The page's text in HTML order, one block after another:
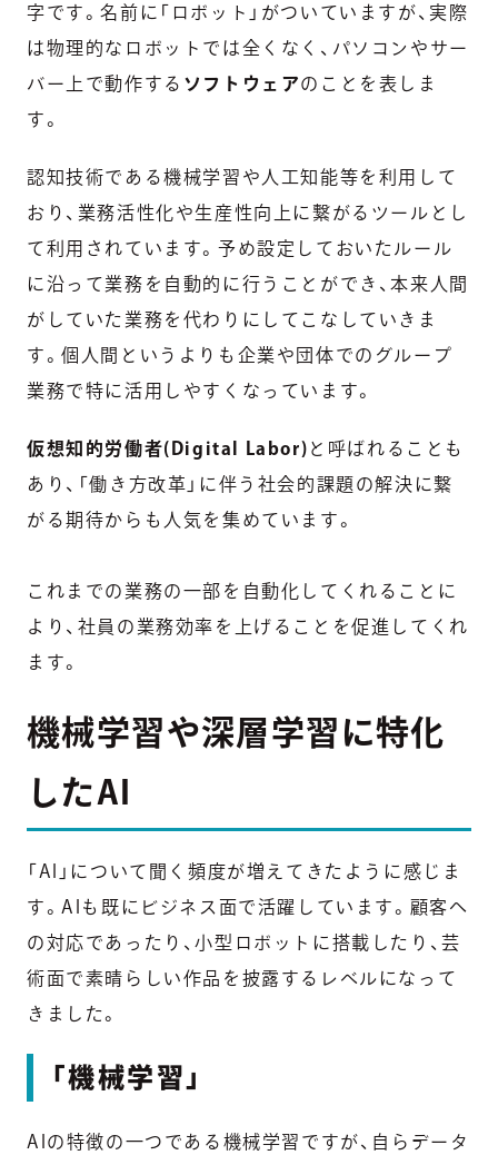
字です。名前に「ロボット」がついていますが、実際
は物理的なロボットでは全くなく、パソコンやサー
バー上で動作する ソフトウェアのことを表しま
す。
認知技術である機械学習や人工知能等を利用して
おり、業務活性化や生産性向上に繋がるツールとし
て利用されています。予め設定しておいたルール
に沿って業務を自動的に行うことができ、本来人間
がしていた業務を代わりにしてこなしていきま
す。個人間というよりも企業や団体でのグループ
業務で特に活用しやすくなっています。
仮想知的労働者(Digital Labor) と呼ばれることも
あり、「働き方改革」に伴う社会的課題の解決に繋
がる期待からも人気を集めています。
これまでの業務の一部を自動化してくれることに
より、社員の業務効率を上げることを促進してくれ
ます。
機械学習や深層学習に特化
したAI
「AI」について聞く頻度が増えてきたように感じま
す。AIも既にビジネス面で活躍しています。顧客へ
の対応であったり、小型ロボットに搭載したり、芸
術面で素晴らしい作品を披露するレベルになって
きました。
「機械学習」
AIの特徴の一つである機械学習ですが、自らデータ